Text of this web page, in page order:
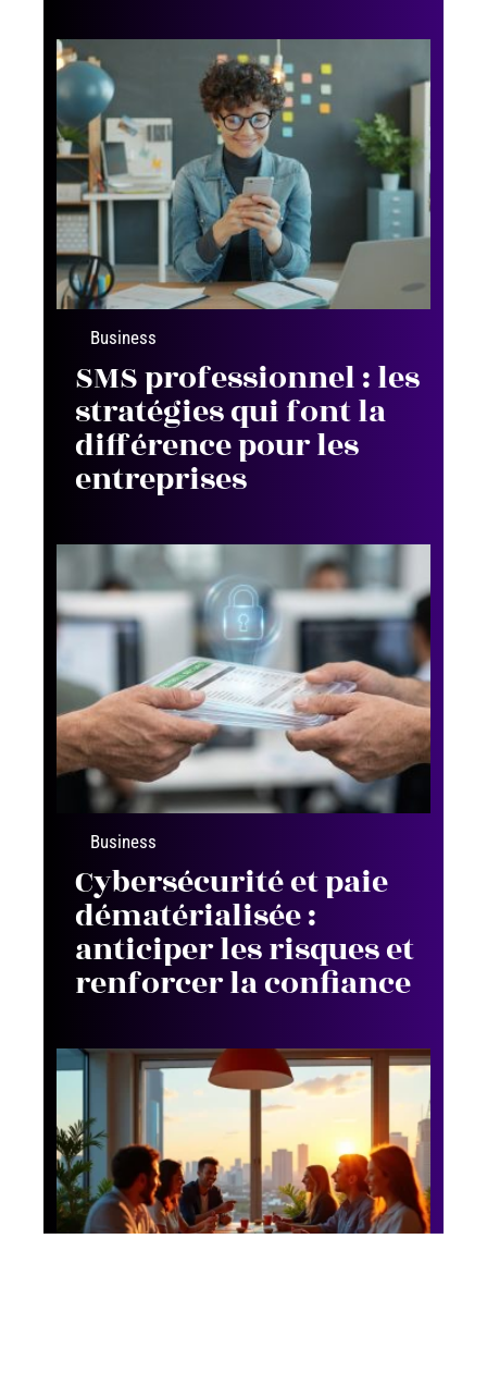
Business
SMS professionnel : les
stratégies qui font la
différence pour les
entreprises
Business
Cybersécurité et paie
dématérialisée :
anticiper les risques et
renforcer la confiance